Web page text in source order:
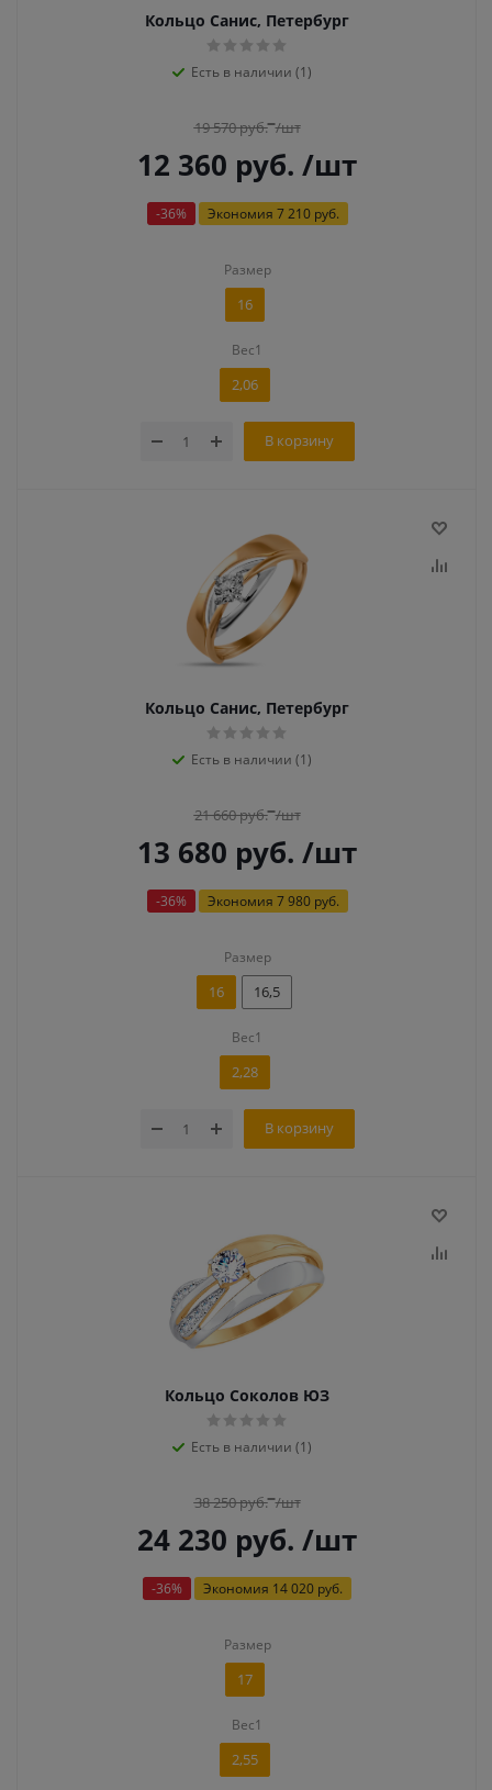
Кольцо Санис, Петербург
Есть в наличии (1)
19 570руб. /шт
12 360 руб. /шт
-36% Экономия 7 210 руб.
Размер
16
Вес1
2,06
В корзину
Кольцо Санис, Петербург
Есть в наличии (1)
21 660руб. /шт
13 680 руб. /шт
-36% Экономия 7 980 руб.
Размер
16 16,5
Вес1
2,28
В корзину
Кольцо Соколов ЮЗ
Есть в наличии (1)
38 250руб. /шт
24 230 руб. /шт
-36% Экономия 14 020 руб.
Размер
17
Вес1
2,55